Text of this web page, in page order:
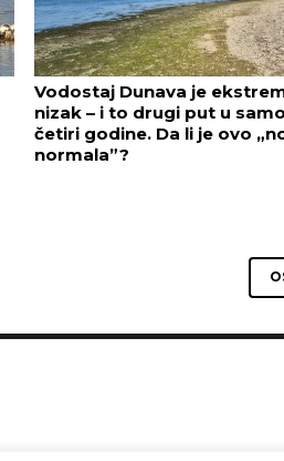
Vodostaj Dunava je
nizak – i to drugi put u samo
četiri godine. Da li je ovo
normala”?